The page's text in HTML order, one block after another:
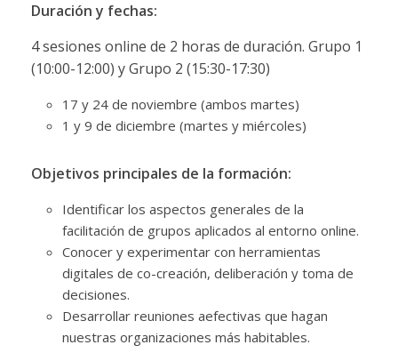
Duración y fechas:
4 sesiones online de 2 horas de duración. Grupo 1
(10:00-12:00) y Grupo 2 (15:30-17:30)
17 y 24 de noviembre (ambos martes)
1 y 9 de diciembre (martes y miércoles)
Objetivos principales de la formación:
Identificar los aspectos generales de la
facilitación de grupos aplicados al entorno online.
Conocer y experimentar con herramientas
digitales de co-creación, deliberación y toma de
decisiones.
Desarrollar reuniones aefectivas que hagan
nuestras organizaciones más habitables.